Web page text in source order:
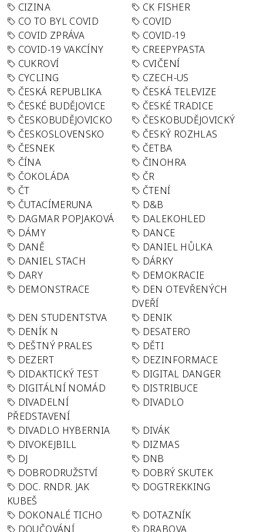
CIZINA
CK FISHER
CO TO BYL COVID
COVID
COVID ZPRÁVA
COVID-19
COVID-19 VAKCÍNY
CREEPYPASTA
CUKROVÍ
CVIČENÍ
CYCLING
CZECH-US
ČESKÁ REPUBLIKA
ČESKÁ TELEVIZE
ČESKÉ BUDĚJOVICE
ČESKÉ TRADICE
ČESKOBUDĚJOVICKO
ČESKOBUDĚJOVICKÝ
ČESKOSLOVENSKO
ČESKÝ ROZHLAS
ČESNEK
ČETBA
ČÍNA
ČINOHRA
ČOKOLÁDA
ČR
ČT
ČTENÍ
ČUTACÍMERUNA
D&B
DAGMAR POPJAKOVÁ
DALEKOHLED
DÁMY
DANCE
DANĚ
DANIEL HŮLKA
DANIEL STACH
DÁRKY
DARY
DEMOKRACIE
DEMONSTRACE
DEN OTEVŘENÝCH
DVEŘÍ
DEN STUDENTSTVA
DENIK
DENÍK N
DESATERO
DEŠTNÝ PRALES
DĚTI
DEZERT
DEZINFORMACE
DIDAKTICKÝ TEST
DIGITAL DANGER
DIGITÁLNÍ NOMÁD
DISTRIBUCE
DIVADELNÍ
PŘEDSTAVENÍ
DIVADLO
DIVADLO HYBERNIA
DIVÁK
DIVOKEJBILL
DIZMAS
DJ
DNB
DOBRODRUŽSTVÍ
DOBRÝ SKUTEK
DOC. RNDR. JAK
KUBEŠ
DOGTREKKING
DOKONALÉ TICHO
DOTAZNÍK
DOUČOVÁNÍ
DRABOVA